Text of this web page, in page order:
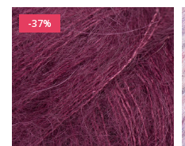
-37%